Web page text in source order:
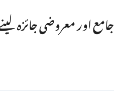
اور معروضی جائزہ لینے